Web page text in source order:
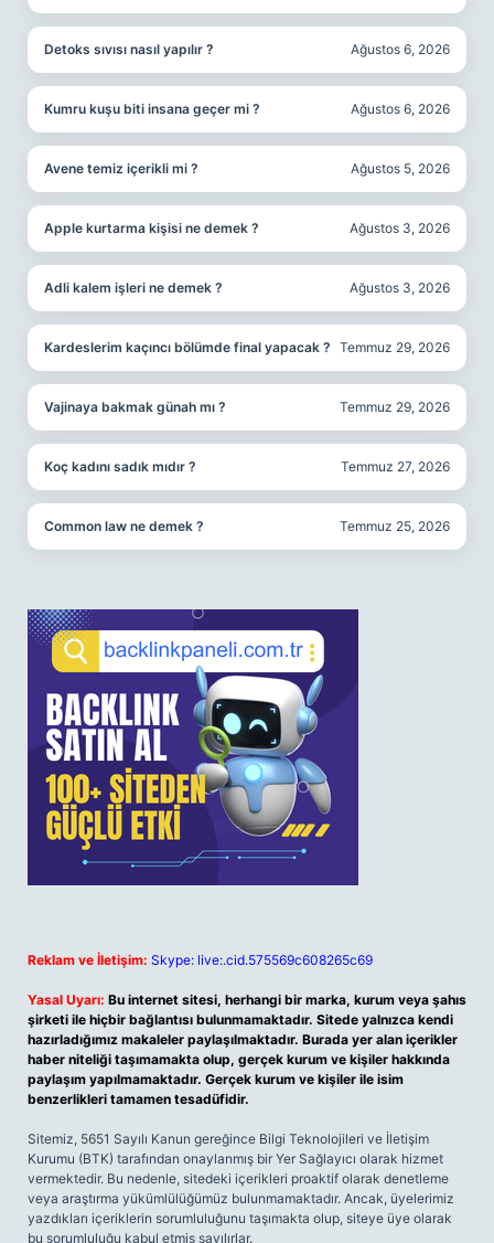
Detoks sıvısı nasıl yapılır ? Ağustos 6, 2026
Kumru kuşu biti insana geçer mi ? Ağustos 6, 2026
Avene temiz içerikli mi ? Ağustos 5, 2026
Apple kurtarma kişisi ne demek ? Ağustos 3, 2026
Adli kalem işleri ne demek ? Ağustos 3, 2026
Kardeslerim kaçıncı bölümde final yapacak ? Temmuz 29, 2026
Vajinaya bakmak günah mı ? Temmuz 29, 2026
Koç kadını sadık mıdır ? Temmuz 27, 2026
Common law ne demek ? Temmuz 25, 2026
Reklam ve İletişim: Skype: live:.cid.575569c608265c69
Yasal Uyarı: Bu internet sitesi, herhangi bir marka, kurum veya şahıs
şirketi ile hiçbir bağlantısı bulunmamaktadır. Sitede yalnızca kendi
hazırladığımız makaleler paylaşılmaktadır. Burada yer alan içerikler
haber niteliği taşımamakta olup, gerçek kurum ve kişiler hakkında
paylaşım yapılmamaktadır. Gerçek kurum ve kişiler ile isim
benzerlikleri tamamen tesadüfidir.
Sitemiz, 5651 Sayılı Kanun gereğince Bilgi Teknolojileri ve İletişim
Kurumu (BTK) tarafından onaylanmış bir Yer Sağlayıcı olarak hizmet
vermektedir. Bu nedenle, sitedeki içerikleri proaktif olarak denetleme
veya araştırma yükümlülüğümüz bulunmamaktadır. Ancak, üyelerimiz
yazdıkları içeriklerin sorumluluğunu taşımakta olup, siteye üye olarak
bu sorumluluğu kabul etmiş sayılırlar.